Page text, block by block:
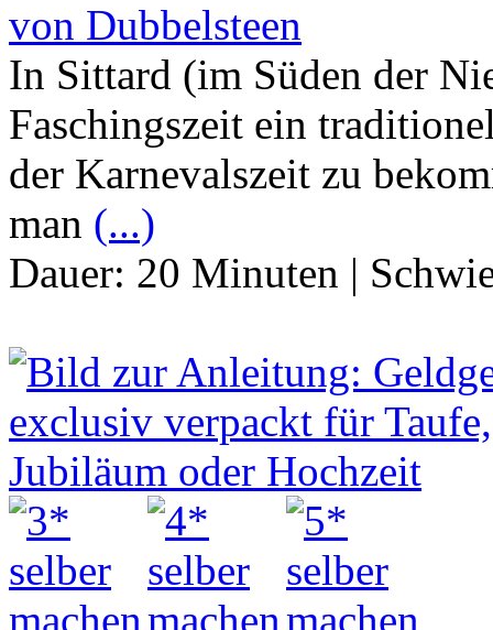
von Dubbelsteen
In Sittard (im Süden der
Faschingszeit ein
der Karnevalszeit zu
man (...)
Dauer: 20 Minuten |